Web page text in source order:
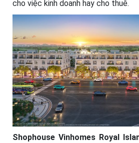
cho việc kinh doanh hay cho thuê.
Shophouse Vinhomes Royal